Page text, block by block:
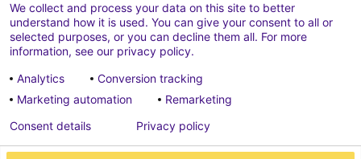
Note legali Cookie policy
Cookies parameters Privacy policy
We collect and process your data on this site to better
understand how it is used. You can give your consent to all or
selected purposes, or you can decline them all. For more
information, see our privacy policy.
Analytics
Conversion tracking
Marketing automation
Remarketing
Consent details Privacy policy